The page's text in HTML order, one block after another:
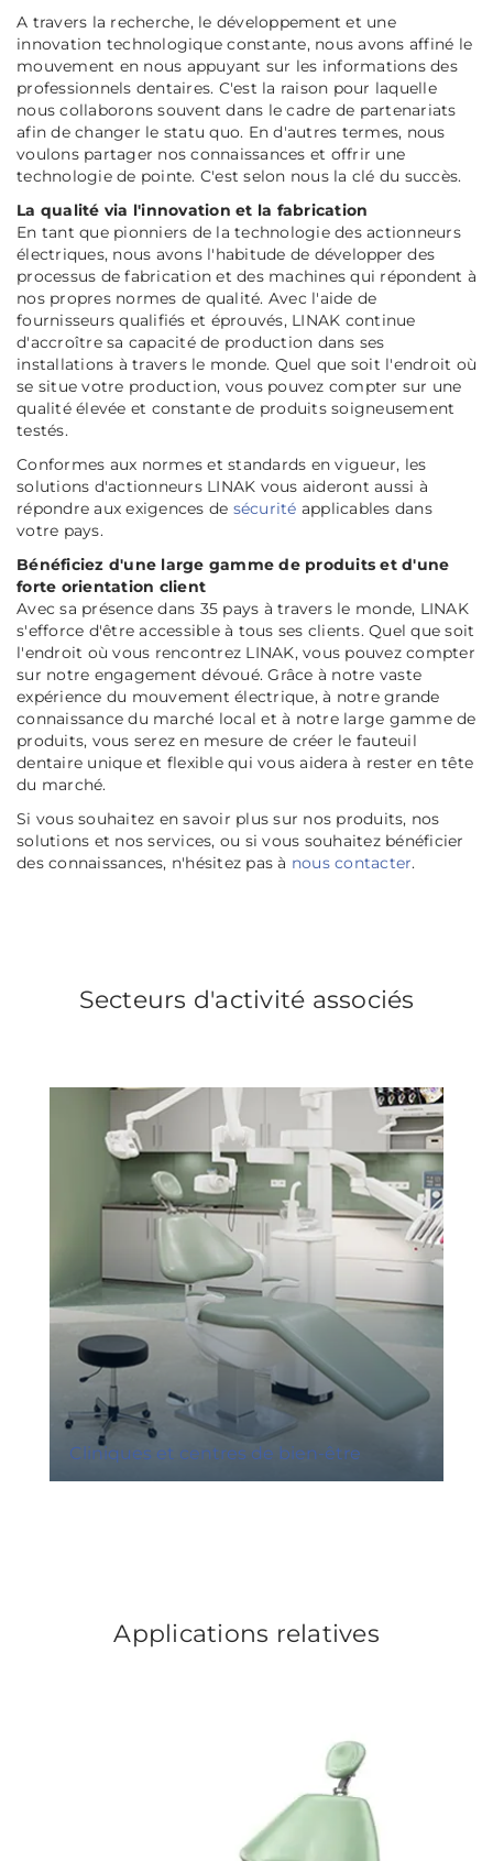
A travers la recherche, le développement et une
innovation technologique constante, nous avons affiné le
mouvement en nous appuyant sur les informations des
professionnels dentaires. C'est la raison pour laquelle
nous collaborons souvent dans le cadre de partenariats
afin de changer le statu quo. En d'autres termes, nous
voulons partager nos connaissances et offrir une
technologie de pointe. C'est selon nous la clé du succès.
La qualité via l'innovation et la fabrication
En tant que pionniers de la technologie des actionneurs
électriques, nous avons l'habitude de développer des
processus de fabrication et des machines qui répondent à
nos propres normes de qualité. Avec l'aide de
fournisseurs qualifiés et éprouvés, LINAK continue
d'accroître sa capacité de production dans ses
installations à travers le monde. Quel que soit l'endroit où
se situe votre production, vous pouvez compter sur une
qualité élevée et constante de produits soigneusement
testés.
Conformes aux normes et standards en vigueur, les
solutions d'actionneurs LINAK vous aideront aussi à
répondre aux exigences de sécurité applicables dans
votre pays.
Bénéficiez d'une large gamme de produits et d'une
forte orientation client
Avec sa présence dans 35 pays à travers le monde, LINAK
s'efforce d'être accessible à tous ses clients. Quel que soit
l'endroit où vous rencontrez LINAK, vous pouvez compter
sur notre engagement dévoué. Grâce à notre vaste
expérience du mouvement électrique, à notre grande
connaissance du marché local et à notre large gamme de
produits, vous serez en mesure de créer le fauteuil
dentaire unique et flexible qui vous aidera à rester en tête
du marché.
Si vous souhaitez en savoir plus sur nos produits, nos
solutions et nos services, ou si vous souhaitez bénéficier
des connaissances, n'hésitez pas à nous contacter.
Secteurs d'activité associés
Cliniques et centres de bien-être
Applications relatives